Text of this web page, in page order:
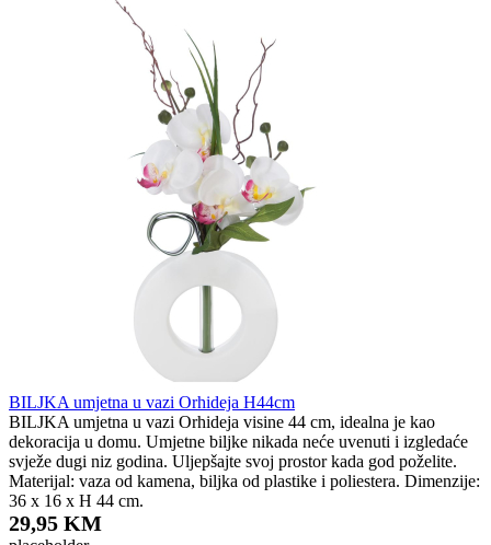
BILJKA umjetna u vazi Orhideja H44cm
BILJKA umjetna u vazi Orhideja visine 44 cm, idealna je kao
dekoracija u domu. Umjetne biljke nikada neće uvenuti i izgledaće
svježe dugi niz godina. Uljepšajte svoj prostor kada god poželite.
Materijal: vaza od kamena, biljka od plastike i poliestera. Dimenzije:
36 x 16 x H 44 cm.
29,95 KM